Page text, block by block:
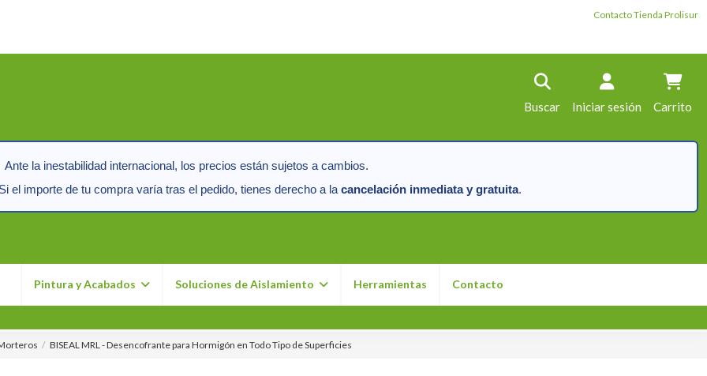
Contacto Tienda Prolisur
Buscar Iniciar sesión Carrito
Ante la inestabilidad internacional, los precios están sujetos a cambios.
el importe de tu compra varía tras el pedido, tienes derecho a la cancelación inmediata y gratuita.
Pintura y Acabados Soluciones de Aislamiento Herramientas Contacto
BISEAL MRL - Desencofrante para Hormigón en Todo Tipo de Superficies